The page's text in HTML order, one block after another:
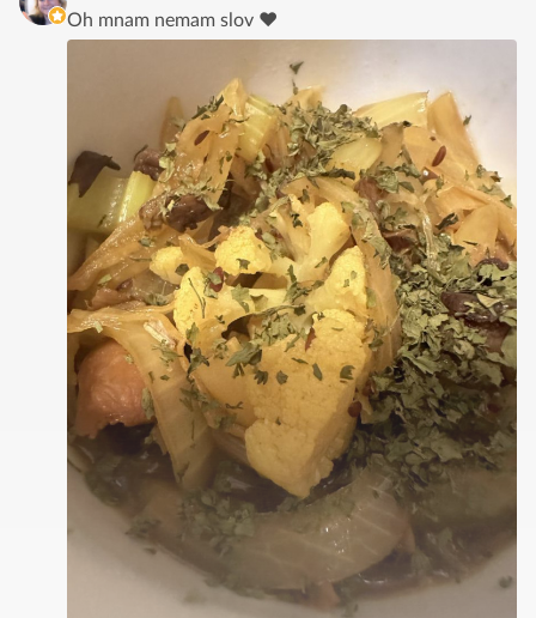
Oh mnam nemam slov ♥️